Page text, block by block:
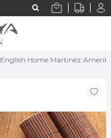
English Home Martinez